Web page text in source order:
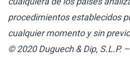
procedimientos establecidos
cualquier momento y sin
© 2020 Duguech & Dip, S.L.P.